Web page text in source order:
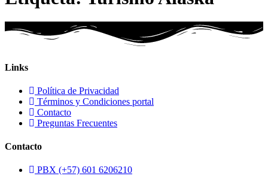
Links
Política de Privacidad
Términos y Condiciones portal
Contacto
Preguntas Frecuentes
Contacto
PBX (+57) 601 6206210